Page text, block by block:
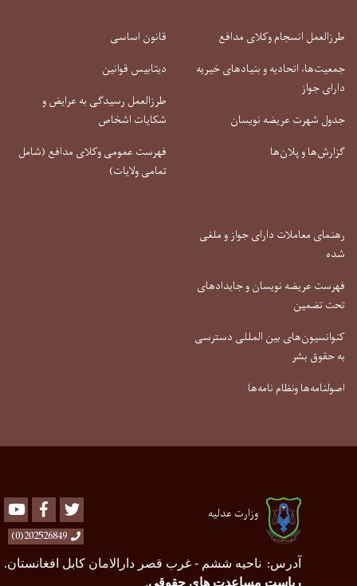
طرزالعمل انسجام وکلای مدافع
جمعیت‌ها، اتحادیه و بنیادهای خیریه
دارای جواز
جدول شهرت عریضه نویسان
گزارش‌ها و پلان‌ها
قانون اساسی
دیتابیس قوانین
طرزالعمل رسیدگی به عرایض و
شکایات اشخاص
فهرست عمومی وکلای مدافع (شامل
تمامی ولایات)
رهنمای معاملات دارای جواز و ملغی
شده
فهرست عریضه نویسان و جایدادهای
تحت تضمین
کنوانسیون‌های بین المللی دسترسی
به حقوق بشر
اصولنامه‌ها ونظام نامه‌ها
وزارت عدلیه Youtube Facebook
202526849(0)
آدرس: ناحیه ششم - غرب قصر دارالامان کابل افغانستان.
ریاست مساعدت های حقوقی.